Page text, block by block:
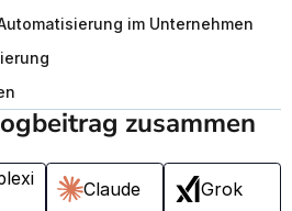
im Unternehmen
zusammen
Claude Grok